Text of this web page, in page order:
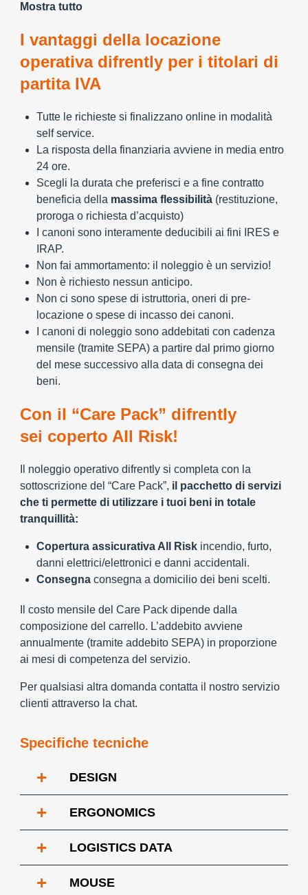
Mostra tutto
I vantaggi della locazione
operativa difrently per i titolari di
partita IVA
Tutte le richieste si finalizzano online in modalità
self service.
La risposta della finanziaria avviene in media entro
24 ore.
Scegli la durata che preferisci e a fine contratto
beneficia della massima flessibilità (restituzione,
proroga o richiesta d’acquisto)
I canoni sono interamente deducibili ai fini IRES e
IRAP.
Non fai ammortamento: il noleggio è un servizio!
Non è richiesto nessun anticipo.
Non ci sono spese di istruttoria, oneri di pre-
locazione o spese di incasso dei canoni.
I canoni di noleggio sono addebitati con cadenza
mensile (tramite SEPA) a partire dal primo giorno
del mese successivo alla data di consegna dei
beni.
Con il “Care Pack” difrently
sei coperto All Risk!
Il noleggio operativo difrently si completa con la
sottoscrizione del “Care Pack”, il pacchetto di servizi
che ti permette di utilizzare i tuoi beni in totale
tranquillità:
Copertura assicurativa All Risk incendio, furto,
danni elettrici/elettronici e danni accidentali.
Consegna consegna a domicilio dei beni scelti.
Il costo mensile del Care Pack dipende dalla
composizione del carrello. L’addebito avviene
annualmente (tramite addebito SEPA) in proporzione
ai mesi di competenza del servizio.
Per qualsiasi altra domanda contatta il nostro servizio
clienti attraverso la chat.
Specifiche tecniche
+ DESIGN
+ ERGONOMICS
+ LOGISTICS DATA
+ MOUSE